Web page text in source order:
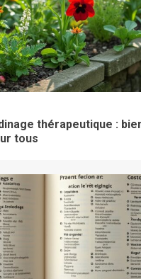
thérapeutique :
tous